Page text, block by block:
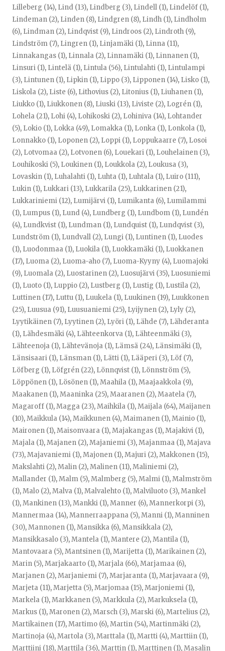
Lilleberg (14), Lind (13), Lindberg (3), Lindell (1), Lindelöf (1),
Lindeman (2), Linden (8), Lindgren (8), Lindh (1), Lindholm
(6), Lindman (2), Lindqvist (9), Lindroos (2), Lindroth (9),
Lindström (7), Lingren (1), Linjamäki (1), Linna (11),
Linnakangas (1), Linnala (2), Linnamäki (1), Linnanen (1),
Linsuri (1), Lintelä (1), Lintula (56), Lintulahti (1), Lintulampi
(3), Lintunen (1), Lipkin (1), Lippo (3), Lipponen (14), Lisko (1),
Liskola (2), Liste (6), Lithovius (2), Litonius (1), Liuhanen (1),
Liukko (1), Liukkonen (8), Liuski (13), Liviste (2), Logrén (1),
Lohela (21), Lohi (4), Lohikoski (2), Lohiniva (14), Lohtander
(5), Lokio (1), Lokka (49), Lomakka (1), Lonka (1), Lonkola (1),
Lonnakko (1), Loponen (2), Loppi (1), Loppukaarre (7), Losoi
(2), Lotvomaa (2), Lotvonen (6), Louekari (1), Louhelainen (3),
Louhikoski (5), Loukinen (1), Loukkola (2), Loukusa (3),
Lovaskin (1), Luhalahti (1), Luhta (1), Luhtala (1), Luiro (111),
Lukin (1), Lukkari (13), Lukkarila (25), Lukkarinen (21),
Lukkariniemi (12), Lumijärvi (1), Lumikanta (6), Lumilammi
(1), Lumpus (1), Lund (4), Lundberg (1), Lundbom (1), Lundén
(4), Lundkvist (1), Lundman (1), Lundquist (1), Lundqvist (3),
Lundström (1), Lundvall (2), Lungi (1), Luntinen (1), Luodes
(1), Luodonmaa (1), Luokila (1), Luokkamäki (1), Luokkanen
(17), Luoma (2), Luoma-aho (7), Luoma-Kyyny (4), Luomajoki
(9), Luomala (2), Luostarinen (2), Luosujärvi (35), Luosuniemi
(1), Luoto (1), Luppio (2), Lustberg (1), Lustig (1), Lustila (2),
Luttinen (17), Luttu (1), Luukela (1), Luukinen (19), Luukkonen
(25), Luusua (91), Luusuaniemi (25), Lyijynen (2), Lyly (2),
Lyytikäinen (7), Lyytinen (2), Lyöri (1), Lähde (7), Lähderanta
(1), Lähdesmäki (4), Lähteenkorva (1), Lähteenmäki (3),
Lähteenoja (1), Lähtevänoja (1), Lämsä (24), Länsimäki (1),
Länsisaari (1), Länsman (1), Lätti (1), Lääperi (3), Löf (7),
Löfberg (1), Löfgrén (22), Lönnqvist (1), Lönnström (5),
Löppönen (1), Lösönen (1),Maahila (1),Maajaakkola (9),
Maakanen (1),Maaninka (25),Maaranen (2),Maatela (7),
Magaroff (1),Magga (23),Maihkila (1),Maijala (64),Maijanen
(10),Maikkula (14),Maikkunen (4),Maimanen (1),Mainio (1),
Maironen (1),Maisonvaara (1),Majakangas (1),Majakivi (1),
Majala (1),Majanen (2),Majaniemi (3),Majanmaa (1),Majava
(73),Majavaniemi (1),Majonen (1),Majuri (2),Makkonen (15),
Makslahti (2),Malin (2),Malinen (11),Maliniemi (2),
Mallander (1),Malm (5),Malmberg (5),Malmi (1),Malmström
(1),Malo (2),Malva (1),Malvalehto (1),Malviluoto (3),Mankel
(1),Mankinen (13),Mankki (1),Manner (6),Mannerkorpi (3),
Mannermaa (14),Mannerraappana (5),Manni (1),Manninen
(30),Mannonen (1),Mansikka (6),Mansikkala (2),
Mansikkasalo (3),Mantela (1),Mantere (2),Mantila (1),
Mantovaara (5),Mantsinen (1),Marijetta (1),Marikainen (2),
Marin (5),Marjakaarto (1),Marjala (66),Marjamaa (6),
Marjanen (2),Marjaniemi (7),Marjaranta (1),Marjavaara (9),
Marjeta (11),Marjetta (5),Marjomaa (15),Marjoniemi (1),
Markela (1),Markkanen (5),Markkula (2),Markuksela (1),
Markus (1),Maronen (2),Marsch (3),Marski (6),Martelius (2),
Martikainen (17),Martimo (6),Martin (54),Martinmäki (2),
Martinoja (4),Martola (3),Marttala (1),Martti (4),Marttiin (1),
Marttiini (18),Marttila (36),Marttin (1),Marttinen (1),Masalin